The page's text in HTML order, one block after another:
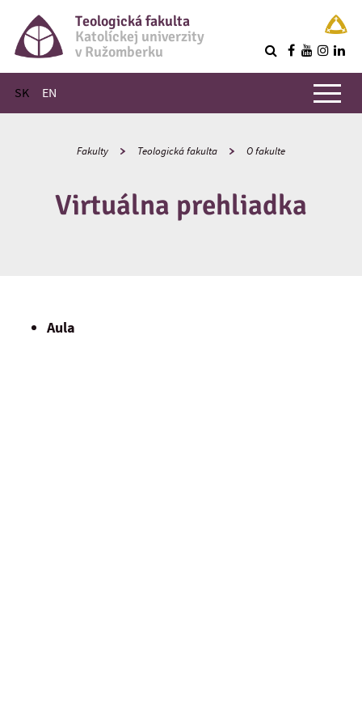
Teologická fakulta
Katolíckej univerzity
v Ružomberku
SK EN
Hlavné menu
Fakulty Teologická fakulta O fakulte
Virtuálna prehliadka
Aula